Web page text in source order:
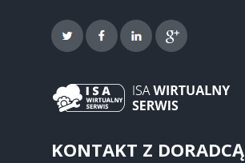
KONTAKT Z DORADCĄ